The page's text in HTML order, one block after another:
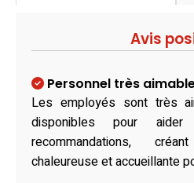
Avis
Personnel très
Les employés sont très
disponibles pour
recommandations,
chaleureuse et accueillante